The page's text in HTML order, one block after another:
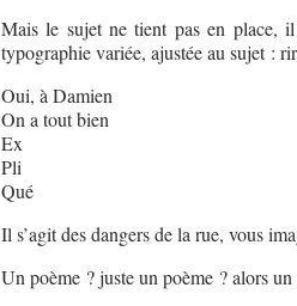
Mais le sujet ne tient pas en place,
typographie variée, ajustée au sujet :
Oui, à Damien
On a tout bien
Ex
Pli
Qué
Il s’agit des dangers de la rue, vous
Un poème ? juste un poème ? alors